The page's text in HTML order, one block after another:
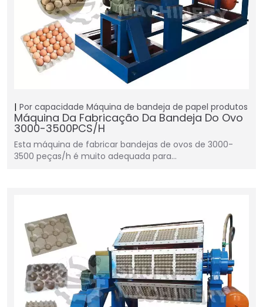
Por capacidade Máquina de bandeja de papel produtos
Máquina Da Fabricação Da Bandeja Do Ovo
3000-3500PCS/H
Esta máquina de fabricar bandejas de ovos de 3000-
3500 peças/h é muito adequada para…